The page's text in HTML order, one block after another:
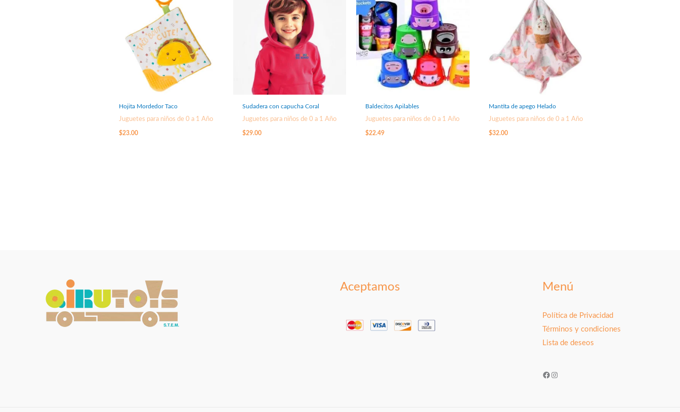
Hojita Mordedor Taco
Juguetes para niños de 0 a 1 Año
$23.00
Sudadera con capucha Coral
Juguetes para niños de 0 a 1 Año
$29.00
Baldecitos Apilables
Juguetes para niños de 0 a 1 Año
$22.49
Mantita de apego Helado
Juguetes para niños de 0 a 1 Año
$32.00
Aceptamos Menú
Política de Privacidad
Términos y condiciones
Lista de deseos
Facebook
Instagram